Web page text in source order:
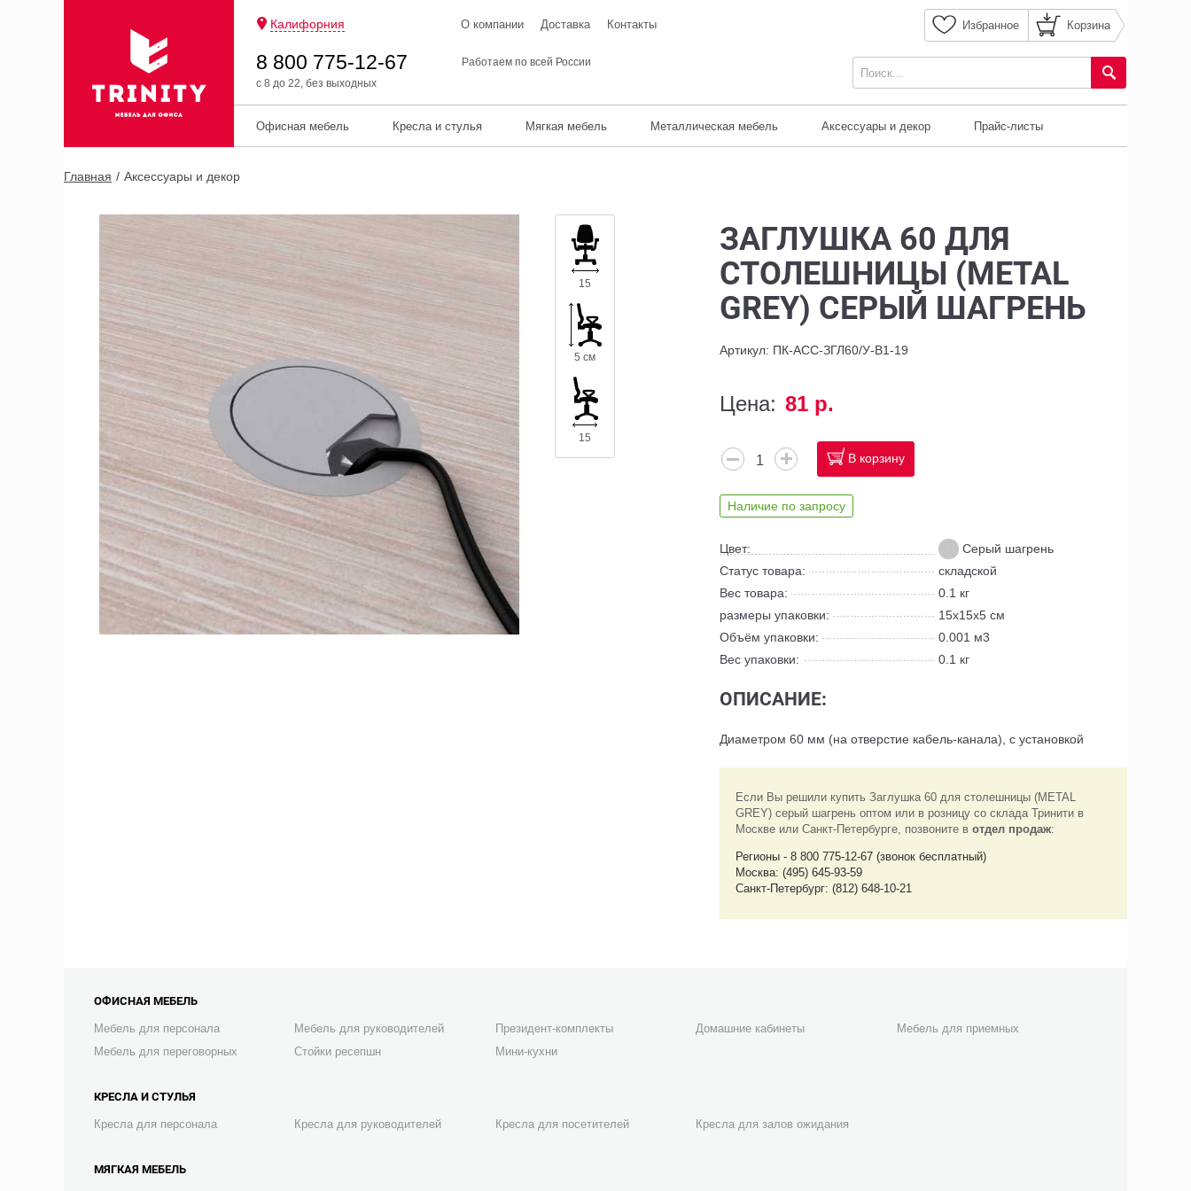
Калифорния О компании Доставка Контакты Избранное Корзина
8 800 775-12-67
с 8 до 22, без выходных
Работаем по всей России
Офисная мебель Кресла и стулья Мягкая мебель Металлическая мебель Аксессуары и декор Прайс-листы
Главная Аксессуары и декор
ЗАГЛУШКА 60 ДЛЯ
СТОЛЕШНИЦЫ (METAL
GREY) СЕРЫЙ ШАГРЕНЬ
Артикул: ПК-АСС-ЗГЛ60/У-В1-19
15
5 см
15
Цена: 81 р.
В корзину
Наличие по запросу
Цвет:
Серый шагрень
Статус товара:
складской
Вес товара:
0.1 кг
размеры упаковки:
15x15x5 см
Объём упаковки:
0.001 м3
Вес упаковки:
0.1 кг
ОПИСАНИЕ:
Диаметром 60 мм (на отверстие кабель-канала), с установкой
Если Вы решили купить Заглушка 60 для столешницы (METAL
GREY) серый шагрень оптом или в розницу со склада Тринити в
Москве или Санкт-Петербурге, позвоните в отдел продаж:
Регионы - 8 800 775-12-67 (звонок бесплатный)
Москва: (495) 645-93-59
Санкт-Петербург: (812) 648-10-21
ОФИСНАЯ МЕБЕЛЬ
Мебель для персонала Мебель для руководителей Президент-комплекты Домашние кабинеты
Мебель для приемных
Мебель для переговорных
Стойки ресепшн Мини-кухни
КРЕСЛА И СТУЛЬЯ
Кресла для персонала Кресла для руководителей Кресла для посетителей Кресла для залов ожидания
МЯГКАЯ МЕБЕЛЬ